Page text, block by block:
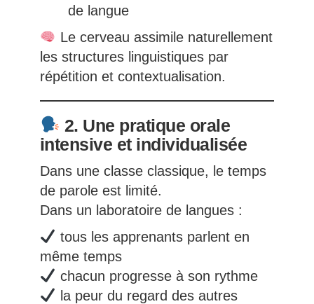
de langue
Le cerveau assimile naturellement
les structures linguistiques par
répétition et contextualisation.
2. Une pratique orale
intensive et individualisée
Dans une classe classique, le temps
de parole est limité.
Dans un laboratoire de langues :
tous les apprenants parlent en
même temps
chacun progresse à son rythme
la peur du regard des autres